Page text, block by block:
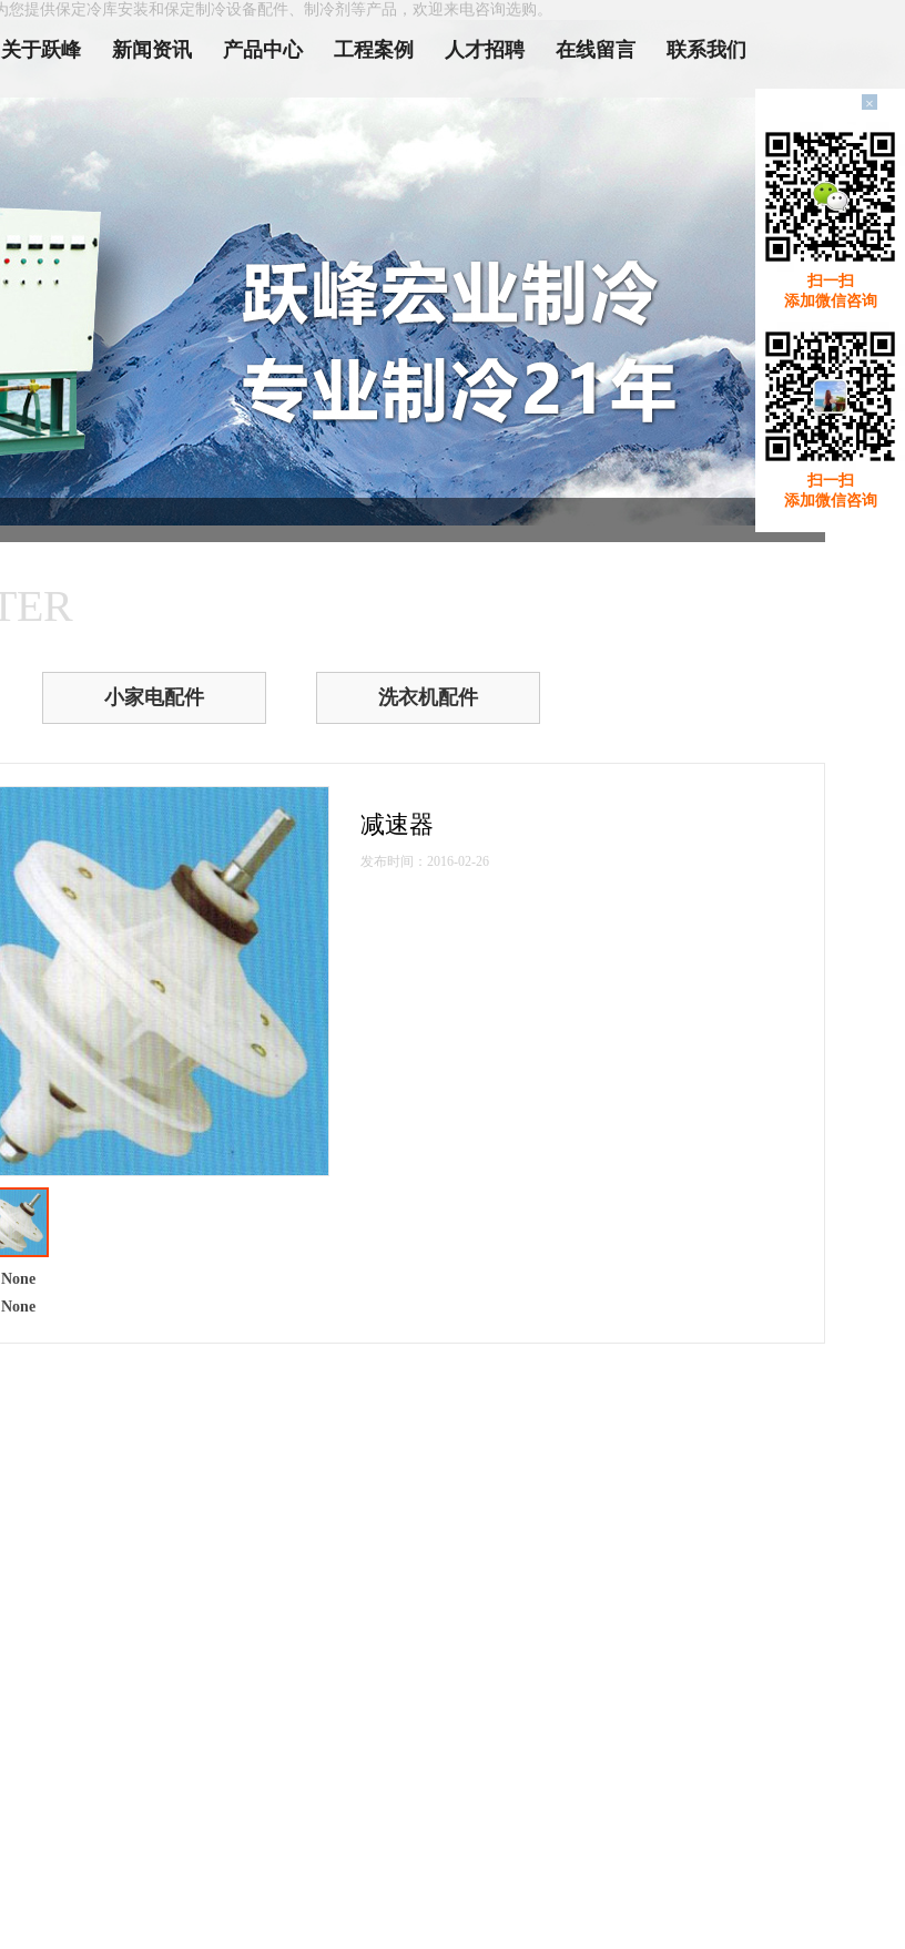
您提供保定冷库安装和保定制冷设备配件、制冷剂等产品，欢迎来电咨询选购。
关于跃峰 新闻资讯 产品中心 工程案例 人才招聘 在线留言 联系我们
×
扫一扫
添加微信咨询
扫一扫
添加微信咨询
小家电配件 洗衣机配件
减速器
发布时间：2016-02-26
None
None